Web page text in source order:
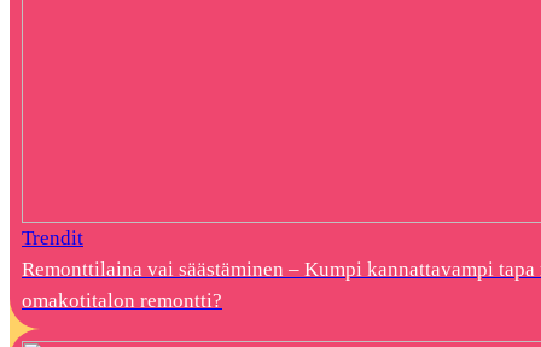
Trendit
Remonttilaina vai säästäminen – Kumpi kannattavampi tapa
omakotitalon remontti?